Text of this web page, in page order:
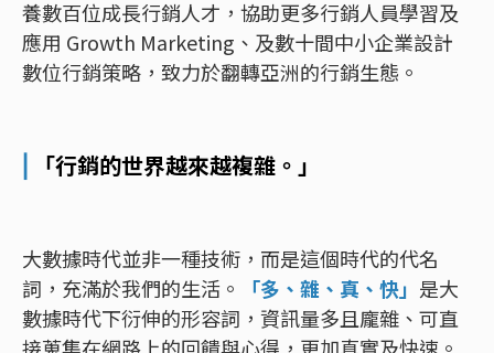
養數百位成長行銷人才，協助更多行銷人員學習及
應用 Growth Marketing、及數十間中小企業設計
數位行銷策略，致力於翻轉亞洲的行銷生態。
「行銷的世界越來越複雜。」
大數據時代並非一種技術，而是這個時代的代名
詞，充滿於我們的生活。
「多、雜、真、快」 是大
數據時代下衍伸的形容詞，資訊量多且龐雜、可直